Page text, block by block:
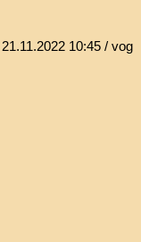
21.11.2022 10:45 / vog